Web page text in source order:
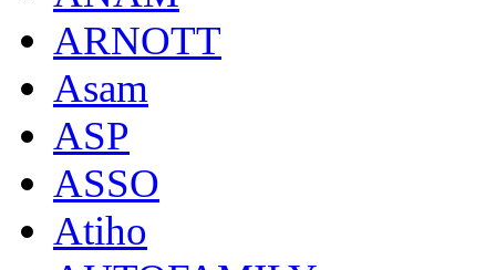
ARNOTT
Asam
ASP
ASSO
Atiho